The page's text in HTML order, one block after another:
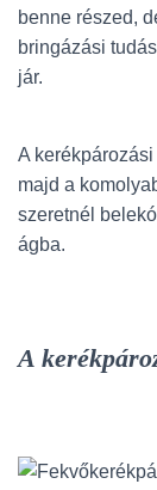
benne részed,
bringázási
jár.
A
majd a
szeretnél
ágba.
A